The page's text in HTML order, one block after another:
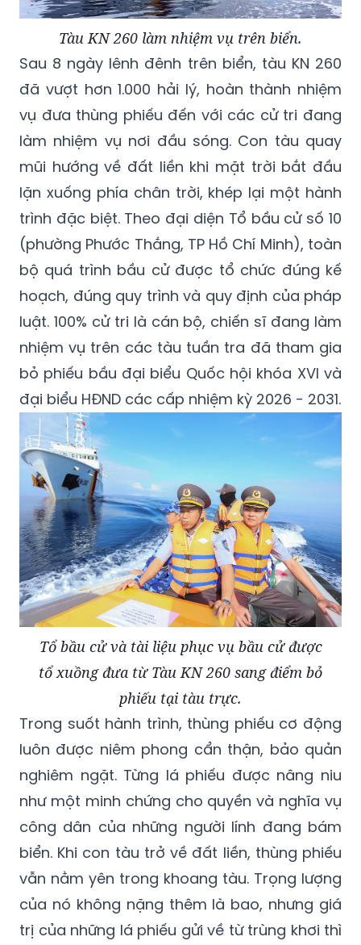
Tàu KN 260 làm nhiệm vụ trên biển.
Sau 8 ngày lênh đênh trên biển, tàu KN 260
đã vượt hơn 1.000 hải lý, hoàn thành nhiệm
vụ đưa thùng phiếu đến với các cử tri đang
làm nhiệm vụ nơi đầu sóng. Con tàu quay
mũi hướng về đất liền khi mặt trời bắt đầu
lặn xuống phía chân trời, khép lại một hành
trình đặc biệt. Theo đại diện Tổ bầu cử số 10
(phường Phước Thắng, TP Hồ Chí Minh), toàn
bộ quá trình bầu cử được tổ chức đúng kế
hoạch, đúng quy trình và quy định của pháp
luật. 100% cử tri là cán bộ, chiến sĩ đang làm
nhiệm vụ trên các tàu tuần tra đã tham gia
bỏ phiếu bầu đại biểu Quốc hội khóa XVI và
đại biểu HĐND các cấp nhiệm kỳ 2026 - 2031.
Tổ bầu cử và tài liệu phục vụ bầu cử được
tổ xuồng đưa từ Tàu KN 260 sang điểm bỏ
phiếu tại tàu trực.
Trong suốt hành trình, thùng phiếu cơ động
luôn được niêm phong cẩn thận, bảo quản
nghiêm ngặt. Từng lá phiếu được nâng niu
như một minh chứng cho quyền và nghĩa vụ
công dân của những người lính đang bám
biển. Khi con tàu trở về đất liền, thùng phiếu
vẫn nằm yên trong khoang tàu. Trọng lượng
của nó không nặng thêm là bao, nhưng giá
trị của những lá phiếu gửi về từ trùng khơi thì